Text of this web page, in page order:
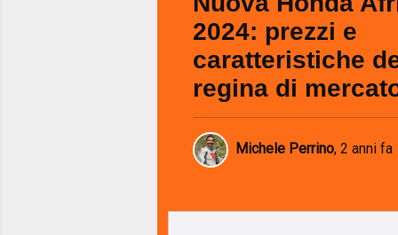
2024: prezzi e
caratteristiche
regina di
Michele Perrino, 2 anni fa